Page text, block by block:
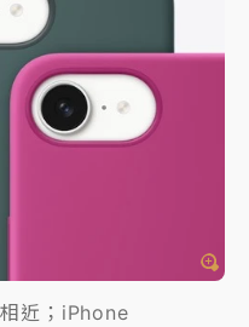
近；iPhone